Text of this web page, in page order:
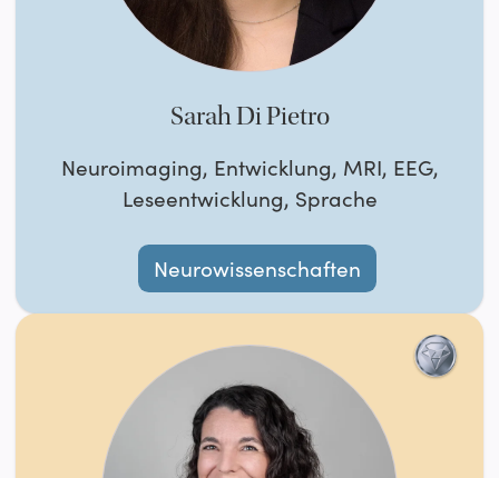
Sarah Di Pietro
Neuroimaging, Entwicklung, MRI, EEG,
Leseentwicklung, Sprache
Neurowissenschaften